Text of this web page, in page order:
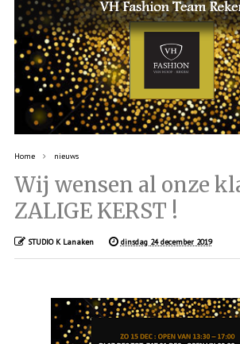
Home nieuws
Wij wensen al onze
ZALIGE KERST !
STUDIO K Lanaken dinsdag 24 december 2019